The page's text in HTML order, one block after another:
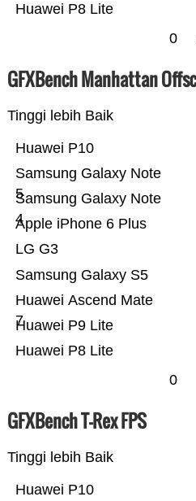
Huawei P8 Lite
0
GFXBench Manhattan
Tinggi lebih Baik
Huawei P8 Lite
Huawei P9 Lite
Huawei Ascend Mate
7
Samsung Galaxy S5
LG G3
Apple iPhone 6 Plus
Samsung Galaxy Note
4
Samsung Galaxy Note
5
Huawei P10
0
GFXBench T-Rex FPS
Tinggi lebih Baik
Huawei P10